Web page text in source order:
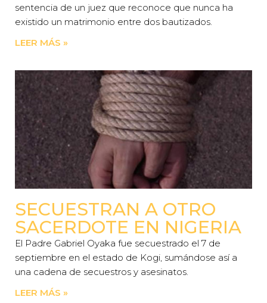
sentencia de un juez que reconoce que nunca ha
existido un matrimonio entre dos bautizados.
LEER MÁS »
SECUESTRAN A OTRO
SACERDOTE EN NIGERIA
El Padre Gabriel Oyaka fue secuestrado el 7 de
septiembre en el estado de Kogi, sumándose así a
una cadena de secuestros y asesinatos.
LEER MÁS »